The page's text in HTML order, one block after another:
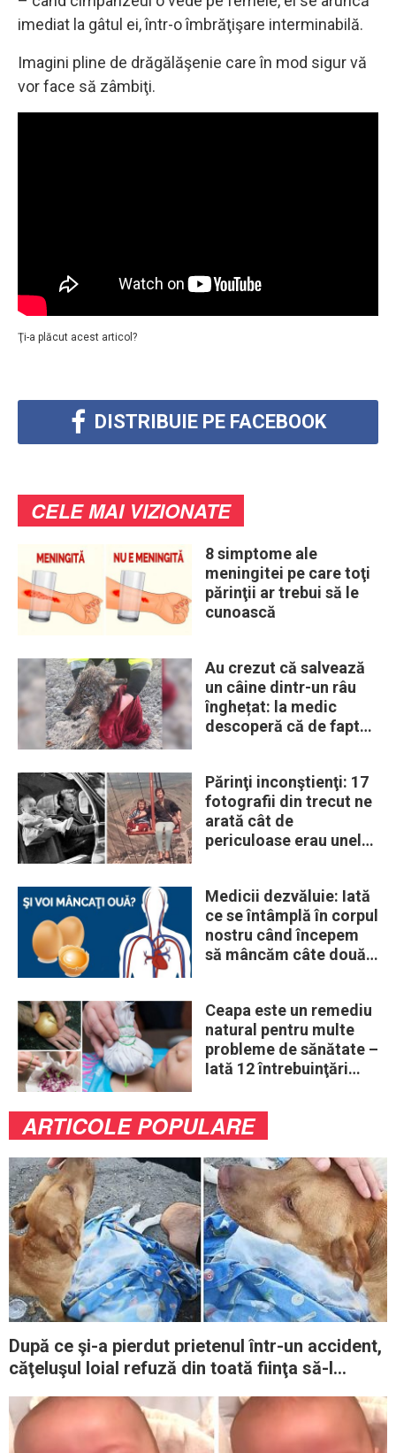
imediat la gâtul ei, într-o îmbrăţişare interminabilă.
Imagini pline de drăgălăşenie care în mod sigur vă
vor face să zâmbiţi.
Ţi-a plăcut acest articol?
DISTRIBUIE PE FACEBOOK
CELE MAI VIZIONATE
8 simptome ale
meningitei pe care toţi
părinţii ar trebui să le
cunoască
Au crezut că salvează
un câine dintr-un râu
înghețat: la medic
descoperă că de fapt
Părinţi inconştienţi: 17
fotografii din trecut ne
arată cât de
periculoase erau unele
Medicii dezvăluie: Iată
ce se întâmplă în corpul
nostru când începem
să mâncăm câte două
Ceapa este un remediu
natural pentru multe
probleme de sănătate –
Iată 12 întrebuinţări
ARTICOLE POPULARE
După ce şi-a pierdut prietenul într-un accident,
căţeluşul loial refuză din toată fiinţa să-l